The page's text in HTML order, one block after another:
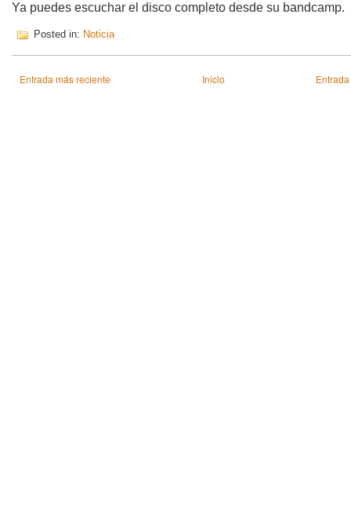
Ya puedes escuchar el disco completo desde su bandcamp.
Posted in: Noticia
Entrada más reciente Inicio